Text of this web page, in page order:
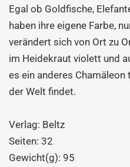
Egal ob Goldfische,
haben ihre eigene Farbe,
verändert sich von Ort zu
im Heidekraut violett und
es ein anderes
der Welt findet.
Verlag: Beltz
Seiten: 32
Gewicht(g): 95